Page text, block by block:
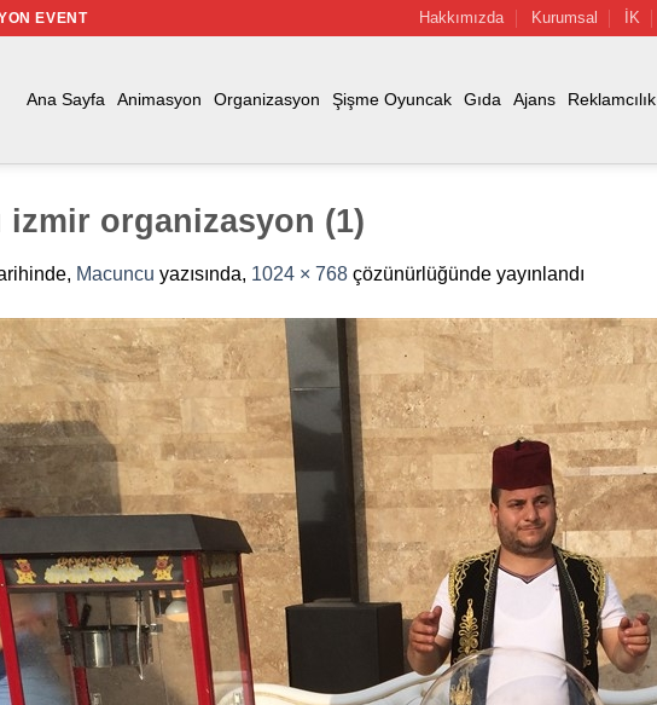
EVENT Hakkımızda Kurumsal İK
Ana Sayfa Animasyon Organizasyon Şişme Oyuncak Gıda Ajans Reklamcılık
izmir organizasyon (1)
Macuncu yazısında, 1024 × 768 çözünürlüğünde yayınlandı